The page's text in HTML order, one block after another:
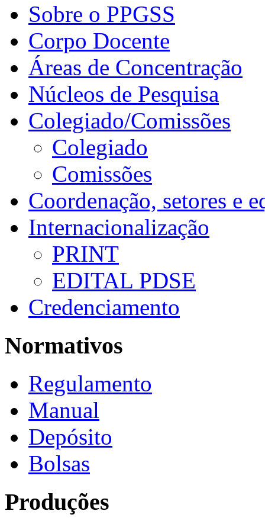
Sobre o PPGSS
Corpo Docente
Áreas de Concentração
Núcleos de Pesquisa
Colegiado/Comissões
Colegiado
Comissões
Coordenação, setores e
Internacionalização
PRINT
EDITAL PDSE
Credenciamento
Normativos
Regulamento
Manual
Depósito
Bolsas
Produções